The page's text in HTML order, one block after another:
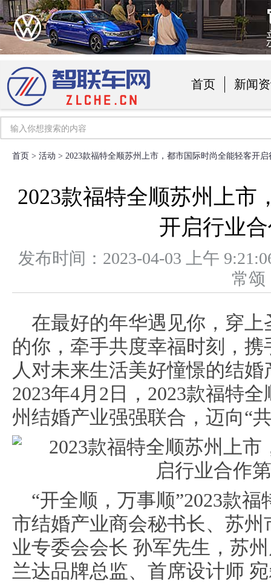
首页 新闻
首页 > 活动 > 2023款福特全顺苏州上市，都市国际时尚全能轻客开
2023款福特全顺苏州上市
开启行业
发布时间：2023-04-03 上午
常
在最好的年华遇见你，穿
的你，牵手共度幸福时刻，
人对未来生活美好憧憬的结
2023年4月2日，2023款福特
州结婚产业强强联合，迈向“
“开全顺，万事顺”2023款
市结婚产业商会秘书长、苏
业专委会会长 孙军先生，苏
兰达品牌总监、首席设计师